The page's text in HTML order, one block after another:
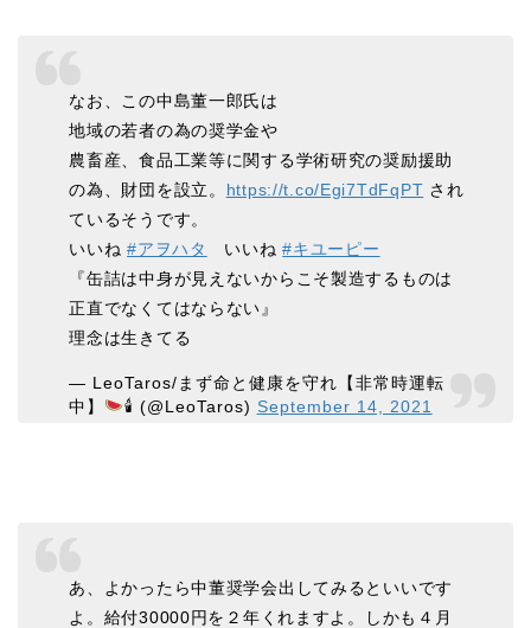
なお、この中島董一郎氏は
地域の若者の為の奨学金や
農畜産、食品工業等に関する学術研究の奨励援助
の為、財団を設立。 https://t.co/Egi7TdFqPT され
ているそうです。
いいね#アヲハタ いいね#キユーピー
『缶詰は中身が見えないからこそ製造するものは
正直でなくてはならない』
理念は生きてる
— LeoTaros/まず命と健康を守れ【非常時運転
中】
🕯 (@LeoTaros) September 14, 2021
あ、よかったら中董奨学会出してみるといいです
よ。給付30000円を２年くれますよ。しかも４月